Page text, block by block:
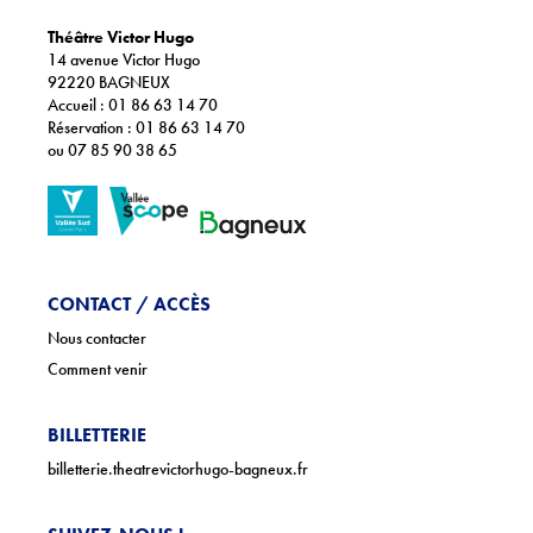
Théâtre Victor Hugo
14 avenue Victor Hugo
92220 BAGNEUX
Accueil : 01 86 63 14 70
Réservation : 01 86 63 14 70
ou 07 85 90 38 65
CONTACT / ACCÈS
Nous contacter
Comment venir
BILLETTERIE
billetterie.theatrevictorhugo-bagneux.fr